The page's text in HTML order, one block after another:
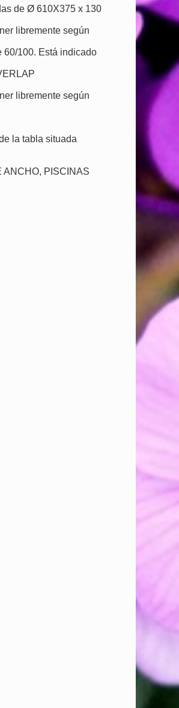
de Ø 610X375 x 130
libremente según
60/100. Está indicado
libremente según
la tabla situada
ANCHO, PISCINAS